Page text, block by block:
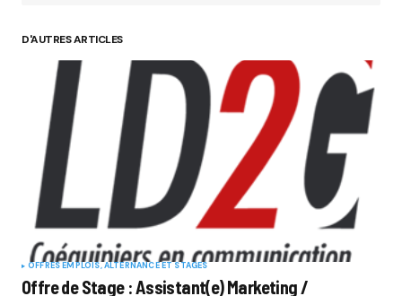
D'AUTRES ARTICLES
OFFRES EMPLOIS, ALTERNANCE ET STAGES
Offre de Stage : Assistant(e) Marketing /